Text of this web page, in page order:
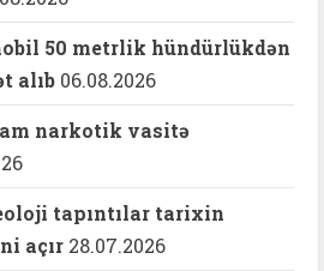
50 metrlik hündürlükdən
alıb 06.08.2026
narkotik vasitə
tapıntılar tarixin
açır 28.07.2026